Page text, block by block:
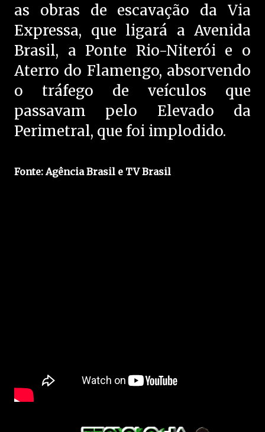
as obras de escavação da Via
Expressa, que ligará a Avenida
Brasil, a Ponte Rio-Niterói e o
Aterro do Flamengo, absorvendo
o tráfego de veículos que
passavam pelo Elevado da
Perimetral, que foi implodido.
Fonte: Agência Brasil e TV Brasil